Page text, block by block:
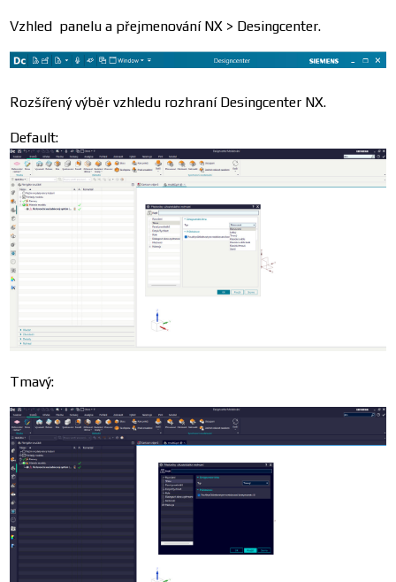
Vzhled panelu a přejmenování NX > Desingcenter.
Rozšířený výběr vzhledu rozhraní Desingcenter NX.
Default:
Tmavý: